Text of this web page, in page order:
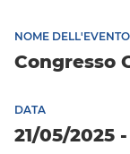
NOME DELL'EVENTO
Congresso
DATA
21/05/2025